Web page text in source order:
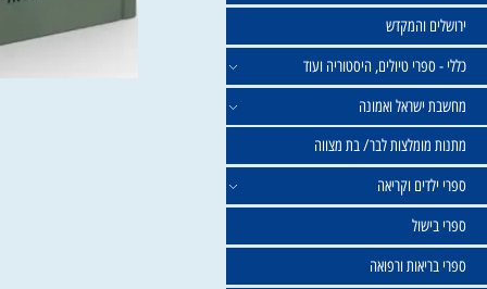
והמקדש
טיולים, היסטוריה ועוד
ואמונה
לבר/ בת מצווה
וקריאה